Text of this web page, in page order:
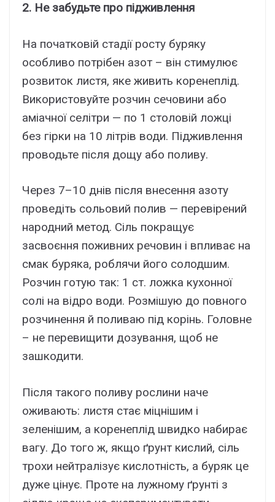
2. Не забудьте про підживлення
На початковій стадії росту буряку
особливо потрібен азот – він стимулює
розвиток листя, яке живить коренеплід.
Використовуйте розчин сечовини або
аміачної селітри — по 1 столовій ложці
без гірки на 10 літрів води. Підживлення
проводьте після дощу або поливу.
Через 7–10 днів після внесення азоту
проведіть сольовий полив — перевірений
народний метод. Сіль покращує
засвоєння поживних речовин і впливає на
смак буряка, роблячи його солодшим.
Розчин готую так: 1 ст. ложка кухонної
солі на відро води. Розмішую до повного
розчинення й поливаю під корінь. Головне
– не перевищити дозування, щоб не
зашкодити.
Після такого поливу рослини наче
оживають: листя стає міцнішим і
зеленішим, а коренеплід швидко набирає
вагу. До того ж, якщо ґрунт кислий, сіль
трохи нейтралізує кислотність, а буряк це
дуже цінує. Проте на лужному ґрунті з